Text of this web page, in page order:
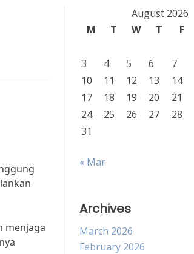
menjaga
August 2026
M
T W T F
3
4 5 6 7
10
11 12 13 14
17
18 19 20 21
24
25 26 27 28
31
« Mar
Archives
March 2026
February 2026